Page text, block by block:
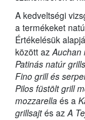
A kedveltségi
a termékeket
Értékelésük
között azAuchan
Patinás natúr
Fino grill és
Pilos füstölt grill
mozzarella és a
grillsajtés azA